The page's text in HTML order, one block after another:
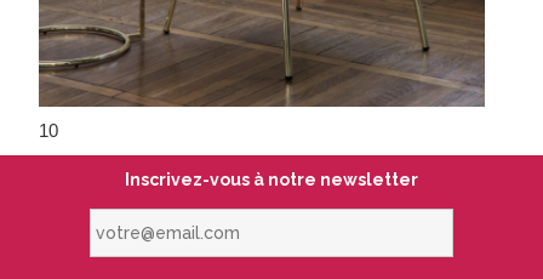
10
Inscrivez-vous à notre newsletter